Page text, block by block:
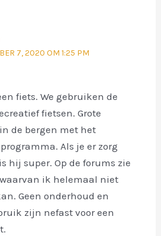
7, 2020 OM 1:25 PM
fiets. We gebruiken de
fietsen. Grote
de bergen met het
Als je er zorg
hij super. Op de forums zie
ik helemaal niet
Geen onderhoud en
zijn nefast voor een